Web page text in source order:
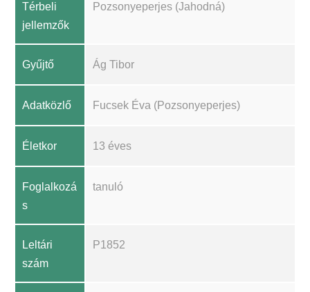
Térbeli
jellemzők
Pozsonyeperjes (Jahodná)
Gyűjtő Ág Tibor
Adatközlő Fucsek Éva (Pozsonyeperjes)
Életkor 13 éves
Foglalkozá
s
tanuló
Leltári
szám
P1852